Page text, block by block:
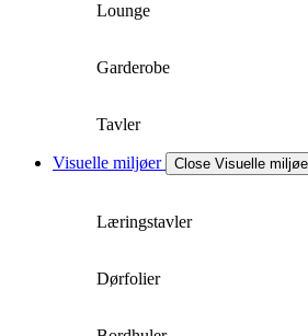
Lounge
Garderobe
Tavler
Visuelle miljøer Close Visuelle
Læringstavler
Dørfolier